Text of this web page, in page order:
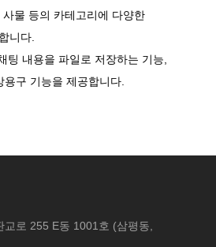
물 등의 카테고리에 다양한
니다.
팅 내용을 파일로 저장하는 기능,
구 기능을 제공합니다.
로 255 E동 1001호 (삼평동,